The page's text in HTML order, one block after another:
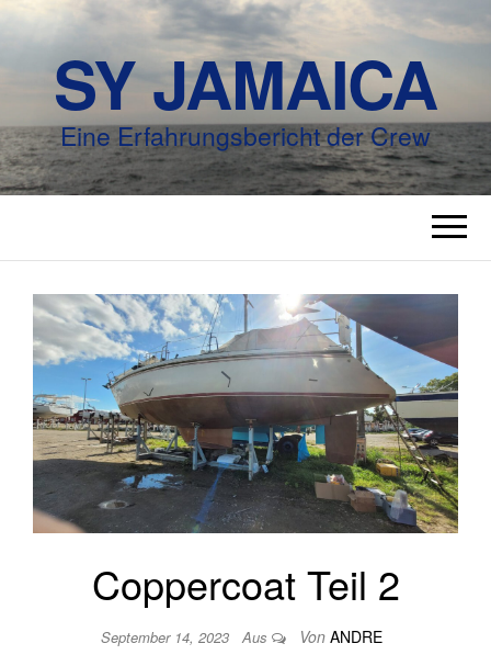
SY JAMAICA
Eine Erfahrungsbericht der Crew
Coppercoat Teil 2
September 14, 2023 Aus Von ANDRE